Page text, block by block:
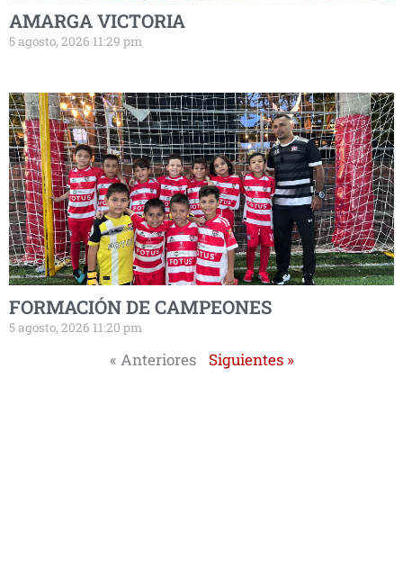
AMARGA VICTORIA
5 agosto, 2026 11:29 pm
FORMACIÓN DE CAMPEONES
5 agosto, 2026 11:20 pm
« Anteriores Siguientes »